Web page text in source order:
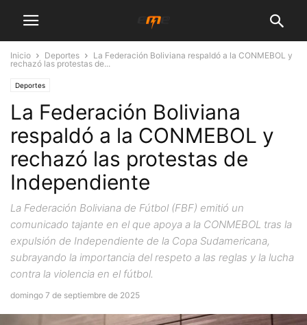
Inicio Deportes
La Federación Boliviana respaldó a la CONMEBOL y
rechazó las protestas de...
Deportes
La Federación Boliviana
respaldó a la CONMEBOL y
rechazó las protestas de
Independiente
La Federación Boliviana de Fútbol (FBF) emitió un
comunicado tajante en el que apoya a la CONMEBOL tras la
expulsión de Independiente de la Copa Sudamericana,
subrayando la importancia del respeto a las reglas y la lucha
contra la violencia en el fútbol.
domingo 7 de septiembre de 2025